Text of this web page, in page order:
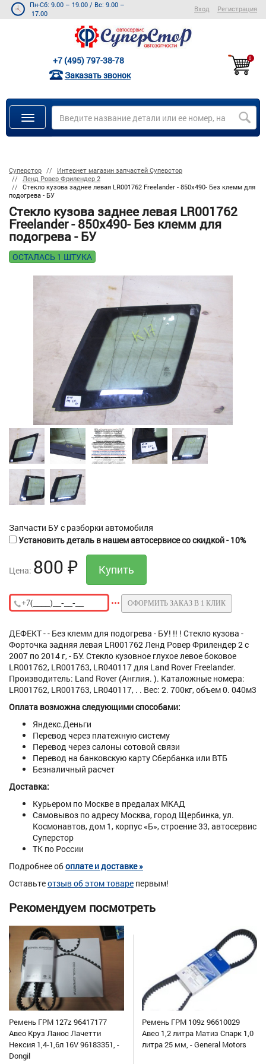
Пн-Сб: 9.00 – 19.00 / Вс: 9.00 –
17.00
Вход Регистрация
+7 (495) 797-38-78
Заказать звонок
0
Суперстор
Интернет магазин запчастей Суперстор
Ленд Ровер Фрилендер 2
Стекло кузова заднее левая LR001762 Freelander - 850x490- Без клемм для
подогрева - БУ
Стекло кузова заднее левая LR001762
Freelander - 850x490- Без клемм для
подогрева - БУ
ОСТАЛАСЬ 1 ШТУКА
Запчасти БУ с разборки автомобиля
Установить деталь в нашем автосервисе со скидкой - 10%
Цена: 800 ₽
ОФОРМИТЬ ЗАКАЗ В 1 КЛИК
ДЕФЕКТ - - Без клемм для подогрева - БУ! !! ! Стекло кузова -
Форточка задняя левая LR001762 Ленд Ровер Фрилендер 2 с
2007 по 2014 г, - БУ. Стекло кузовное глухое левое боковое
LR001762, LR001763, LR040117 для Land Rover Freelander.
Производитель: Land Rover (Англия. ). Каталожные номера:
LR001762, LR001763, LR040117, . . Вес: 2. 700кг, объем 0. 040м3
Оплата возможна следующими способами:
Яндекс.Деньги
Перевод через платежную систему
Перевод через салоны сотовой связи
Перевод на банковскую карту Сбербанка или ВТБ
Безналичный расчет
Доставка:
Курьером по Москве в предалах МКАД
Самовывоз по адресу Москва, город Щербинка, ул.
Космонавтов, дом 1, корпус «Б», строение 33, автосервис
Суперстор
ТК по России
Подробнее обоплате и доставке »
Оставьтеотзыв об этом товаре первым!
Рекомендуем посмотреть
Ремень ГРМ 127z 96417177
Авео Круз Ланос Лачетти
Нексия 1,4-1,6л 16V 96183351, -
Dongil
Ремень ГРМ 109z 96610029
Авео 1,2 литра Матиз Спарк 1,0
литра 25 мм, - General Motors